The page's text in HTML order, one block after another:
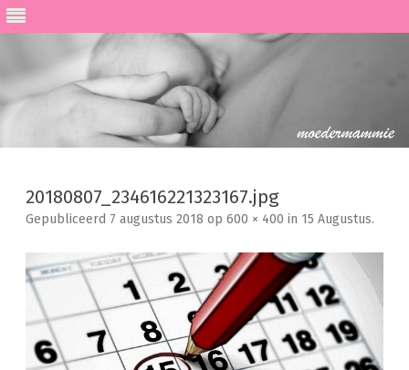
de
inhoud
20180807_234616221323167.jpg
Gepubliceerd 7 augustus 2018 op 600 × 400 in 15 Augustus.